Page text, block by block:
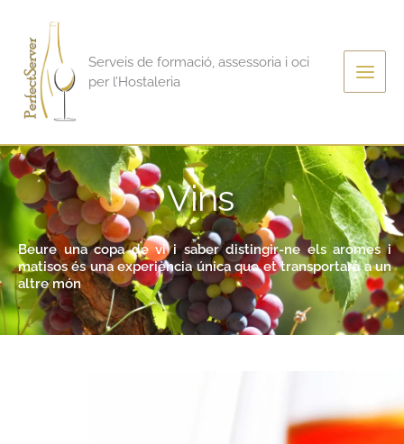
contingut
Serveis de formació, assessoria i oci
per l’Hostaleria
Vins
Beure una copa de vi i saber distingir-ne els aromes i
matisos és una experiència única que et transportarà a un
altre món